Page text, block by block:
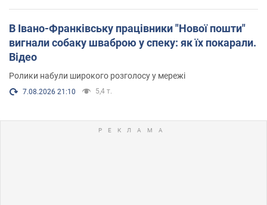
В Івано-Франківську працівники "Нової пошти"
вигнали собаку шваброю у спеку: як їх покарали.
Відео
Ролики набули широкого розголосу у мережі
7.08.2026 21:10 5,4 т.